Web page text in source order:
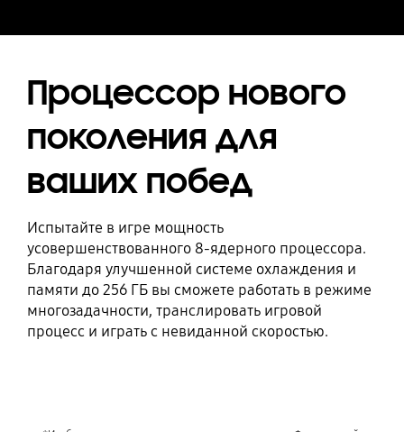
Процессор нового
поколения для
ваших побед
Испытайте в игре мощность
усовершенствованного 8-ядерного процессора.
Благодаря улучшенной системе охлаждения и
памяти до 256 ГБ вы сможете работать в режиме
многозадачности, транслировать игровой
процесс и играть с невиданной скоростью.